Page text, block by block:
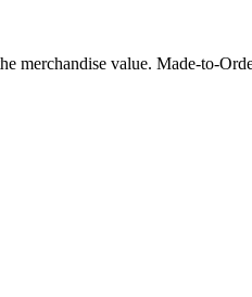
merchandise value. Made-to-